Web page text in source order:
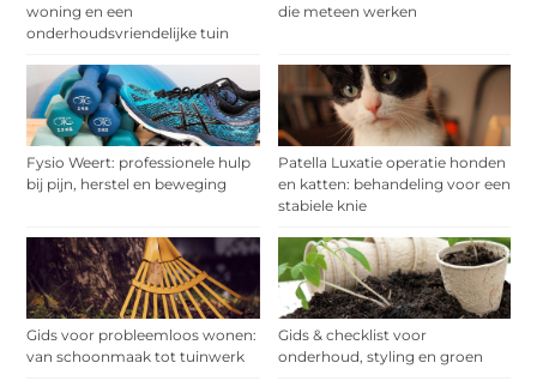
woning en een
onderhoudsvriendelijke tuin
die meteen werken
Fysio Weert: professionele hulp
bij pijn, herstel en beweging
Patella Luxatie operatie honden
en katten: behandeling voor een
stabiele knie
Gids voor probleemloos wonen:
van schoonmaak tot tuinwerk
Gids & checklist voor
onderhoud, styling en groen